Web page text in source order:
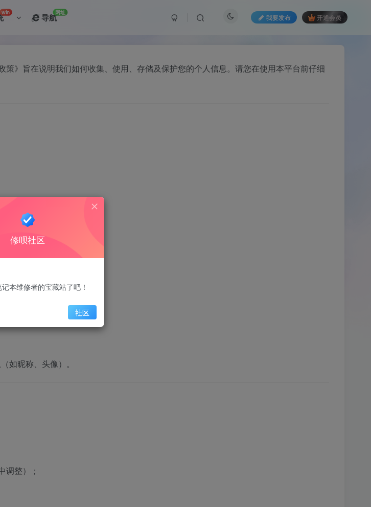
win 导航网址
我要发布 开通会员
策》旨在说明我们如何收集、使用、存储及保护您的个人信息。请您在使用本平台前仔细
优化）。
如昵称、头像）。
调整）；
修呗社区
本维修者的宝藏站了吧！
社区